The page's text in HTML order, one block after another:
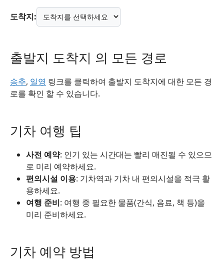
도착지:
출발지 도착지 의 모든 경로
송추, 일영 링크를 클릭하여 출발지 도착지에 대한 모든 경
로를 확인 할 수 있습니다.
기차 여행 팁
사전 예약: 인기 있는 시간대는 빨리 매진될 수 있으므
로 미리 예약하세요.
편의시설 이용: 기차역과 기차 내 편의시설을 적극 활
용하세요.
여행 준비: 여행 중 필요한 물품(간식, 음료, 책 등)을
미리 준비하세요.
기차 예약 방법